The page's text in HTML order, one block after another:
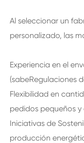
Al seleccionar un
personalizado, las
Experiencia en el
(sabeRegulaciones
Flexibilidad en
pedidos pequeños y
Iniciativas de
producción